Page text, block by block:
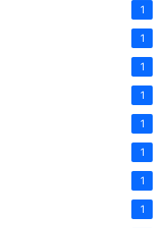
1
1
1
1
1
1
1
1